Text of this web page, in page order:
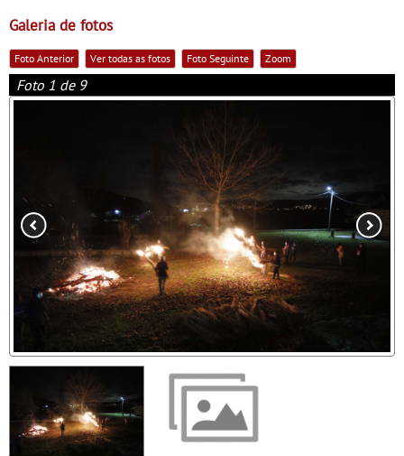
Galeria de fotos
Foto Anterior Ver todas as fotos Foto Seguinte Zoom
Foto 1 de 9